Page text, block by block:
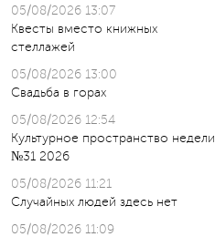
05/08/2026 13:07
Квесты вместо книжных
стеллажей
05/08/2026 13:00
Свадьба в горах
05/08/2026 12:54
Культурное пространство недели
№31 2026
05/08/2026 11:21
Случайных людей здесь нет
05/08/2026 11:09